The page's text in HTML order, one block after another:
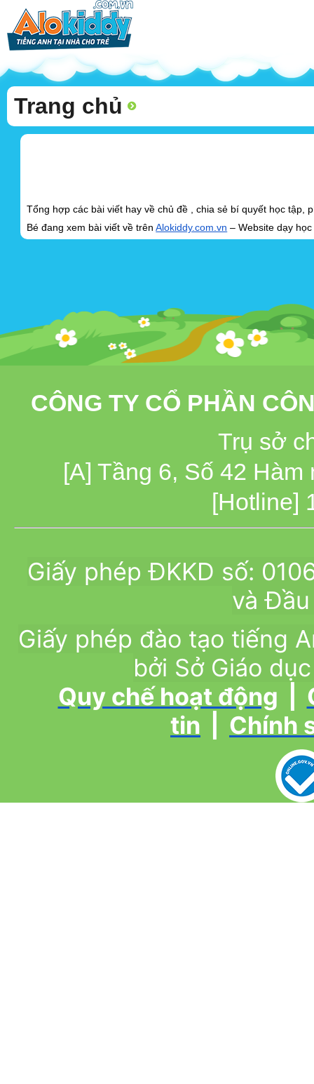
Trang chủ
Tổng hợp các bài viết hay về chủ đề , chia sẻ bí quyết học tập,
Bé đang xem bài viết về trênAlokiddy.com.vn – Website dạy
CÔNG TY CỔ PHẦN
Trụ sở
[A] Tầng 6, Số 42
[Hotline]
Giấy phép ĐKKD số:
và
Giấy phép đào tạo tiếng
bởi Sở Giáo
Quy chế hoạt động
tin
Chính